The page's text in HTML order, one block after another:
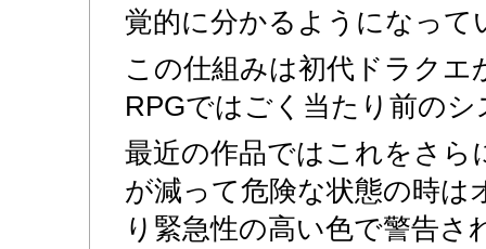
覚的に分かるようになって
この仕組みは初代ドラクエ
RPGではごく当たり前の
最近の作品ではこれをさら
が減って危険な状態の時は
り緊急性の高い色で警告